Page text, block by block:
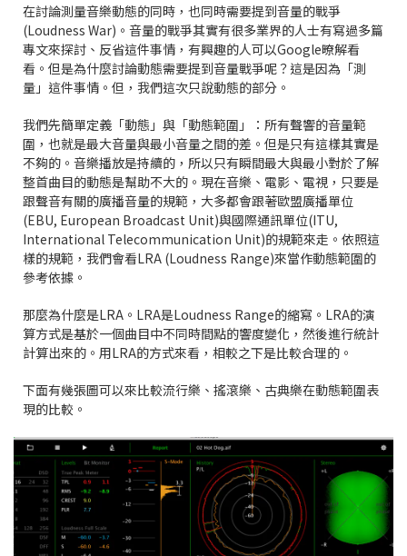
在討論測量音樂動態的同時，也同時需要提到音量的戰爭
(Loudness War)。音量的戰爭其實有很多業界的人士有寫過多篇
專文來探討、反省這件事情，有興趣的人可以Google暸解看
看。但是為什麼討論動態需要提到音量戰爭呢？這是因為「測
量」這件事情。但，我們這次只說動態的部分。
我們先簡單定義「動態」與「動態範圍」：所有聲響的音量範
圍，也就是最大音量與最小音量之間的差。但是只有這樣其實是
不夠的。音樂播放是持續的，所以只有瞬間最大與最小對於了解
整首曲目的動態是幫助不大的。現在音樂、電影、電視，只要是
跟聲音有關的廣播音量的規範，大多都會跟著歐盟廣播單位
(EBU, European Broadcast Unit)與國際通訊單位(ITU,
International Telecommunication Unit)的規範來走。依照這
樣的規範，我們會看LRA (Loudness Range)來當作動態範圍的
參考依據。
那麼為什麼是LRA。LRA是Loudness Range的縮寫。LRA的演
算方式是基於一個曲目中不同時間點的響度變化，然後進行統計
計算出來的。用LRA的方式來看，相較之下是比較合理的。
下面有幾張圖可以來比較流行樂、搖滾樂、古典樂在動態範圍表
現的比較。